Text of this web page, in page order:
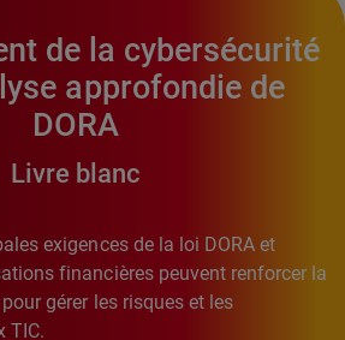
de la cybersécurité
approfondie de
DORA
Livre blanc
exigences de la loi DORA et
financières peuvent renforcer la
gérer les risques et les
TIC.